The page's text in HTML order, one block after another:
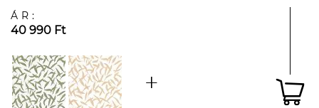
ÁR:
40 990 Ft